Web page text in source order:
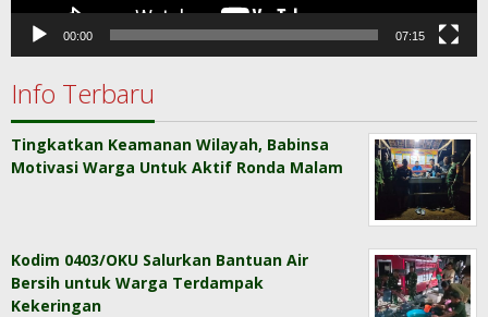
00:00 07:15
Info Terbaru
Tingkatkan Keamanan Wilayah, Babinsa
Motivasi Warga Untuk Aktif Ronda Malam
Kodim 0403/OKU Salurkan Bantuan Air
Bersih untuk Warga Terdampak
Kekeringan